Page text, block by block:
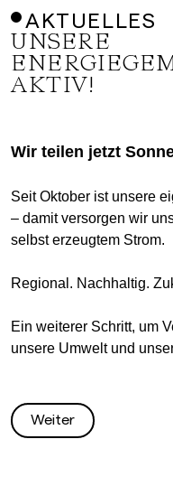
AKTUELLES
UNSERE
AKTIV!
Wir teilen jetzt
Seit Oktober ist unsere
– damit versorgen wir
selbst erzeugtem Strom.
Regional. Nachhaltig.
Ein weiterer Schritt, um
unsere Umwelt und
Weiter